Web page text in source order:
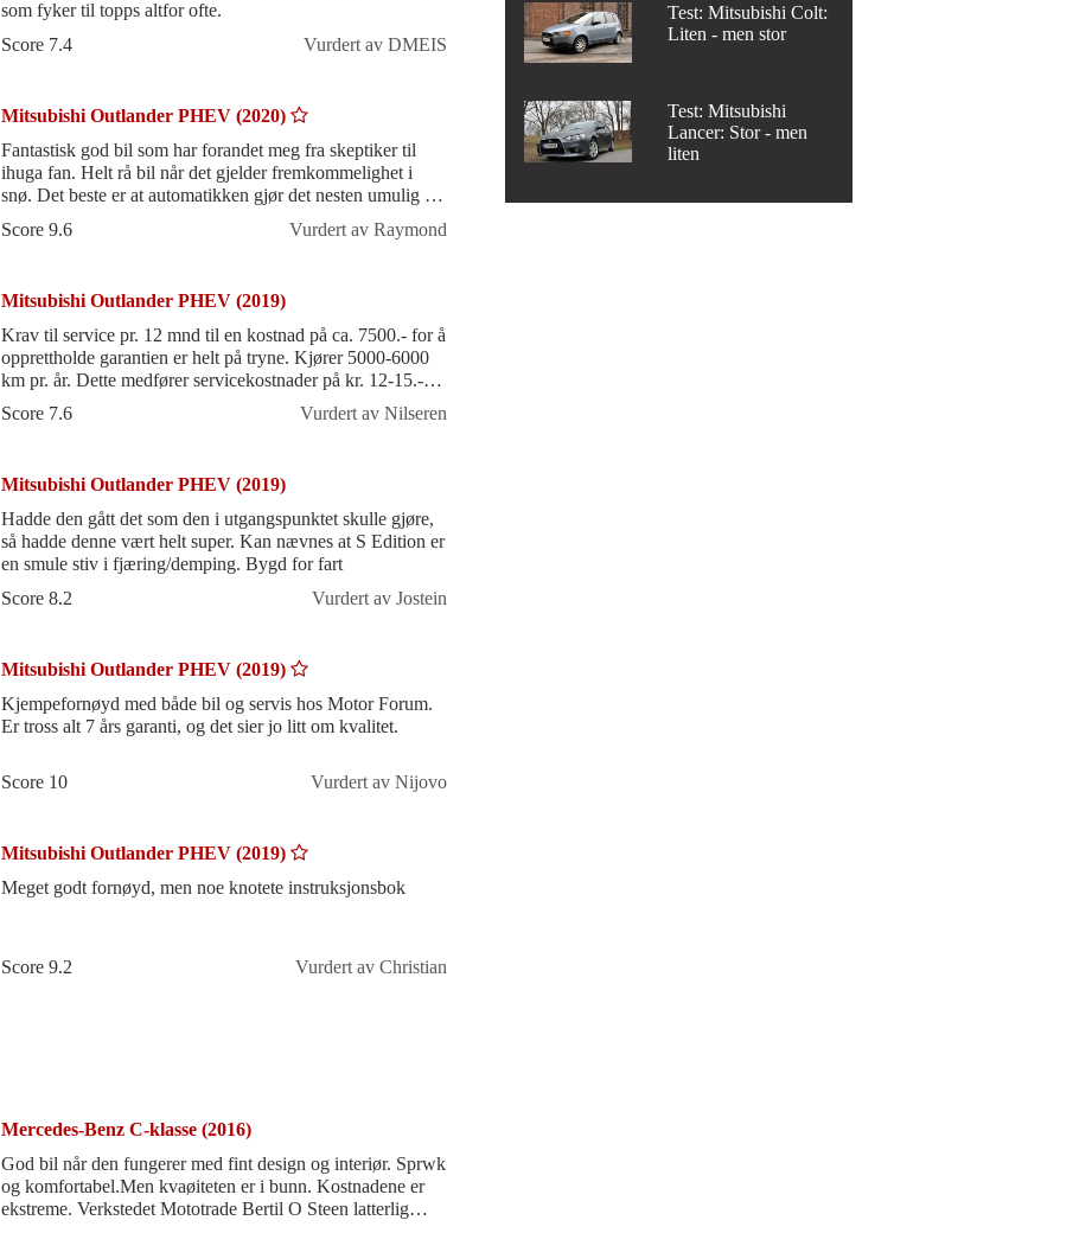
som fyker til topps altfor ofte.
Score 7.4
Vurdert av DMEIS
Mitsubishi Outlander PHEV (2020)
Fantastisk god bil som har forandet meg fra skeptiker til
ihuga fan. Helt rå bil når det gjelder fremkommelighet i
snø. Det beste er at automatikken gjør det nesten umulig å
Score 9.6 Vurdert av Raymond
Mitsubishi Outlander PHEV (2019)
Krav til service pr. 12 mnd til en kostnad på ca. 7500.- for å
opprettholde garantien er helt på tryne. Kjører 5000-6000
km pr. år. Dette medfører servicekostnader på kr. 12-15.-
pr. mil. Sikk
Score 7.6 Vurdert av Nilseren
Mitsubishi Outlander PHEV (2019)
Hadde den gått det som den i utgangspunktet skulle gjøre,
så hadde denne vært helt super. Kan nævnes at S Edition er
en smule stiv i fjæring/demping. Bygd for fart
Score 8.2
Vurdert av Jostein
Mitsubishi Outlander PHEV (2019)
Kjempefornøyd med både bil og servis hos Motor Forum.
Er tross alt 7 års garanti, og det sier jo litt om kvalitet.
Score 10 Vurdert av Nijovo
Mitsubishi Outlander PHEV (2019)
Meget godt fornøyd, men noe knotete instruksjonsbok
Score 9.2 Vurdert av Christian
Mercedes-Benz C-klasse (2016)
God bil når den fungerer med fint design og interiør. Sprwk
og komfortabel.Men kvaøiteten er i bunn. Kostnadene er
ekstreme. Verkstedet Mototrade Bertil O Steen latterlig
Test: Mitsubishi Colt:
Liten - men stor
Test: Mitsubishi
Lancer: Stor - men
liten